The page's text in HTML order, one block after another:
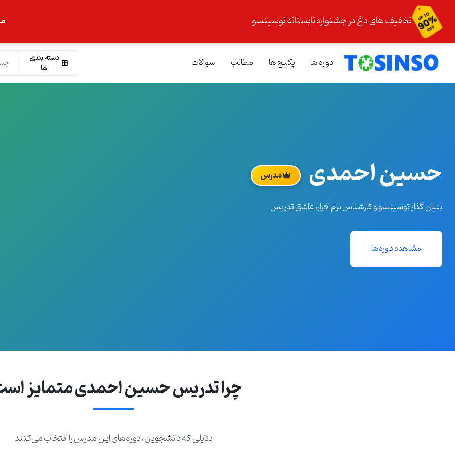
تخفیف های داغ در جشنواره تابستانه توسینسو
دوره ها پکیج ها مطالب سوالات
دسته بندی
ها
حسین احمدی مدرس
بنیان گذار توسینسو و کارشناس نرم افزار، عاشق تدریس
مشاهده دوره‌ها
چرا تدریس حسین احمدی متمایز
دلایلی که دانشجویان، دوره‌های این مدرس را انتخاب می‌کنند